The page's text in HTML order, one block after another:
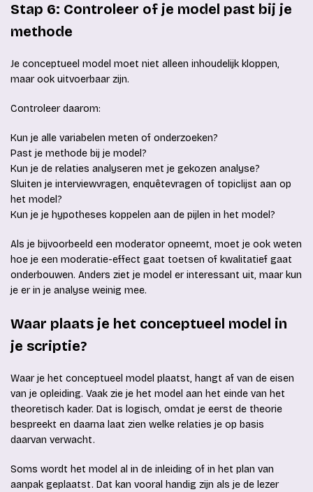
Stap 6: Controleer of je model past bij je
methode
Je conceptueel model moet niet alleen inhoudelijk kloppen,
maar ook uitvoerbaar zijn.
Controleer daarom:
Kun je alle variabelen meten of onderzoeken?
Past je methode bij je model?
Kun je de relaties analyseren met je gekozen analyse?
Sluiten je interviewvragen, enquêtevragen of topiclijst aan op
het model?
Kun je je hypotheses koppelen aan de pijlen in het model?
Als je bijvoorbeeld een moderator opneemt, moet je ook weten
hoe je een moderatie-effect gaat toetsen of kwalitatief gaat
onderbouwen. Anders ziet je model er interessant uit, maar kun
je er in je analyse weinig mee.
Waar plaats je het conceptueel model in
je scriptie?
Waar je het conceptueel model plaatst, hangt af van de eisen
van je opleiding. Vaak zie je het model aan het einde van het
theoretisch kader. Dat is logisch, omdat je eerst de theorie
bespreekt en daarna laat zien welke relaties je op basis
daarvan verwacht.
Soms wordt het model al in de inleiding of in het plan van
aanpak geplaatst. Dat kan vooral handig zijn als je de lezer